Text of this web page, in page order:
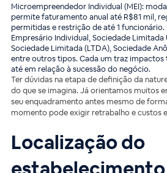
Microempreendedor Individual (MEI):
permite faturamento anual até R$81 mil,
permitidas e restrição de até 1 funcionário.
Empresário Individual, Sociedade Limitada
Sociedade Limitada (LTDA), Sociedade
entre outros tipos. Cada um traz
até em relação à sucessão do negócio.
Ter dúvidas na etapa de definição da
do que se imagina. Já orientamos muitos
seu enquadramento antes mesmo de
momento pode exigir retrabalho e custos
Localização do